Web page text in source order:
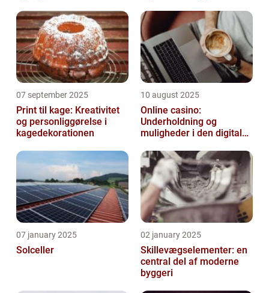
07 september 2025
Print til kage: Kreativitet
og personliggørelse i
kagedekorationen
10 august 2025
Online casino:
Underholdning og
muligheder i den digitale
07 january 2025
Solceller
02 january 2025
Skillevægselementer: en
central del af moderne
byggeri